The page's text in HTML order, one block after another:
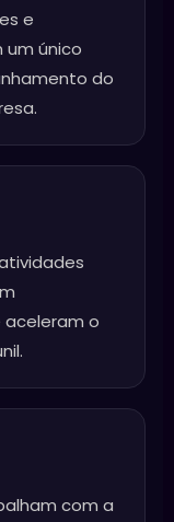
e
único
do
aceleram o
com a